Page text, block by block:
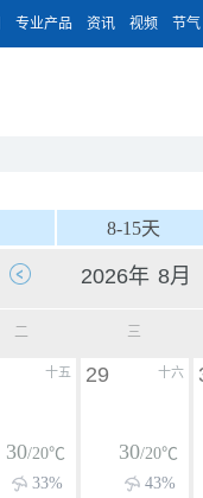
专业产品 资讯 视频 节气
8-15天
二 三
十五
30/20℃
33%
十六
29
30/20℃
43%